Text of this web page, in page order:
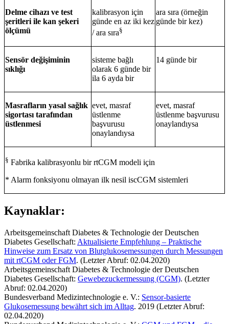
Delme cihazı ve test
şeritleri ile kan şekeri
ölçümü
kalibrasyon için
günde en az iki kez
/ ara sıra§
ara sıra (örneğin
günde bir kez)
Sensör değişiminin
sıklığı
sisteme bağlı
olarak 6 günde bir
ila 6 ayda bir
14 günde bir
Masrafların yasal sağlık
sigortası tarafından
üstlenmesi
evet, masraf
üstlenme
başvurusu
onaylandıysa
evet, masraf
üstlenme başvurusu
onaylandıysa
§ Fabrika kalibrasyonlu bir rtCGM modeli için
* Alarm fonksiyonu olmayan ilk nesil iscCGM sistemleri
Kaynaklar:
Arbeitsgemeinschaft Diabetes & Technologie der Deutschen
Diabetes Gesellschaft: Aktualisierte Empfehlung – Praktische
Hinweise zum Ersatz von Blutglukosemessungen durch Messungen
mit rtCGM oder FGM. (Letzter Abruf: 02.04.2020)
Arbeitsgemeinschaft Diabetes & Technologie der Deutschen
Diabetes Gesellschaft: Gewebezuckermessung (CGM). (Letzter
Abruf: 02.04.2020)
Bundesverband Medizintechnologie e. V.: Sensor-basierte
Glukosemessung bewährt sich im Alltag. 2019 (Letzter Abruf:
02.04.2020)